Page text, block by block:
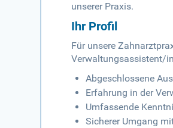
unserer Praxis.
Ihr Profil
Für unsere
Verwaltungsassistent/
Abgeschlossene
Erfahrung in der
Umfassende
Sicherer Umgang